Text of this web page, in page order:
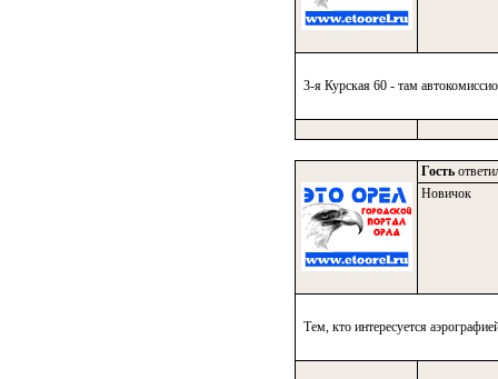
3-я Курская 60 - там
Гость
Новичок
Тем, кто интересуется